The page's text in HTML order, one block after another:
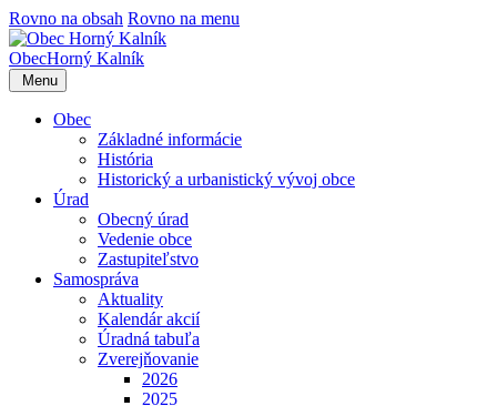
Rovno na obsah Rovno na menu
ObecHorný Kalník
Menu
Obec
Základné informácie
História
Historický a urbanistický vývoj obce
Úrad
Obecný úrad
Vedenie obce
Zastupiteľstvo
Samospráva
Aktuality
Kalendár akcií
Úradná tabuľa
Zverejňovanie
2026
2025